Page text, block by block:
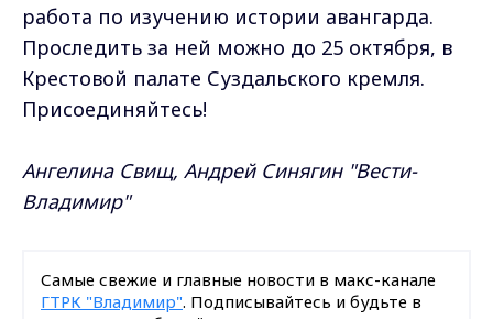
работа по изучению истории авангарда.
Проследить за ней можно до 25 октября, в
Крестовой палате Суздальского кремля.
Присоединяйтесь!
Ангелина Свищ, Андрей Синягин "Вести-
Владимир"
Самые свежие и главные новости в макс-канале
ГТРК "Владимир". Подписывайтесь и будьте в